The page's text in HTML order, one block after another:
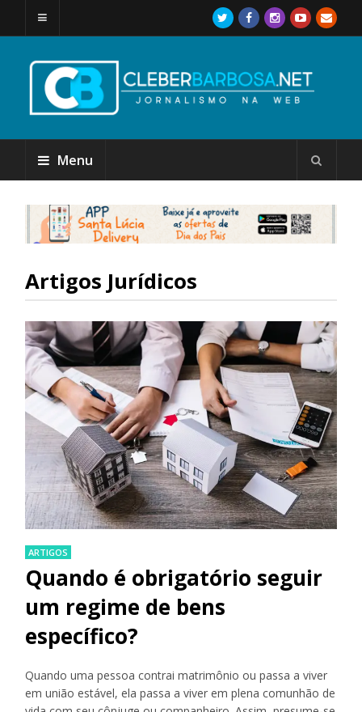
Menu
Artigos Jurídicos
ARTIGOS
Quando é obrigatório seguir
um regime de bens
específico?
Quando uma pessoa contrai matrimônio ou passa a viver
em união estável, ela passa a viver em plena comunhão de